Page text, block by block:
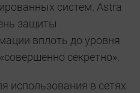
систем. Astra
защиты
вплоть до уровня
секретно».
использования в сетях